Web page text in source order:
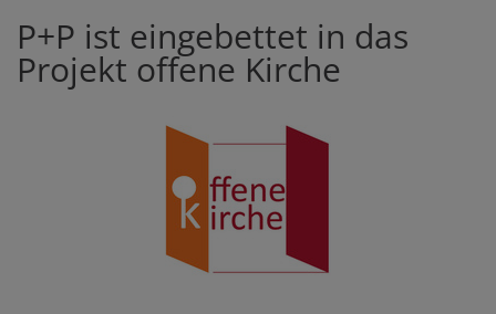
P+P ist eingebettet in das
Projekt offene Kirche